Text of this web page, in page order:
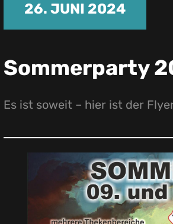
26. JUNI 2024
Sommerparty
Es ist soweit – hier ist der